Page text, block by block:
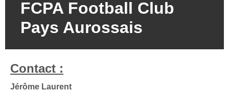
FCPA Football Club
Pays Aurossais
Contact :
Jérôme Laurent